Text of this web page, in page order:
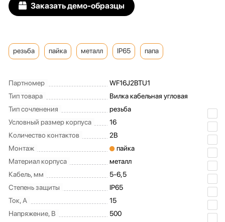
Заказать демо-образцы
резьба пайка металл IP65 папа
Партномер
WF16J2BTU1
Тип товара
Вилка кабельная угловая
Тип сочленения
резьба
Условный размер корпуса
16
Количество контактов
2B
Монтаж
пайка
Материал корпуса
металл
Кабель, мм
5-6,5
Степень защиты
IP65
Ток, А
15
Напряжение, В
500